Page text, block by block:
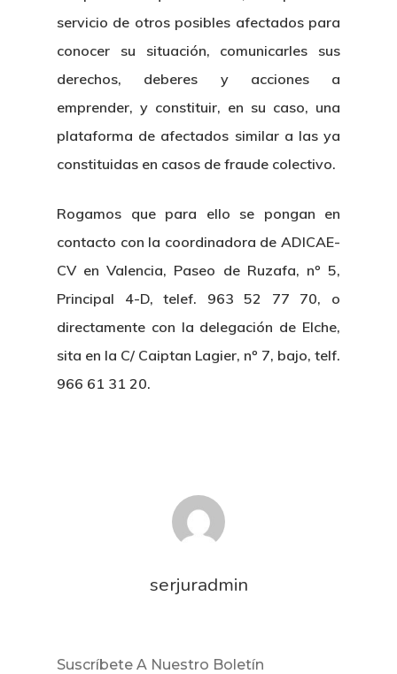
servicio de otros posibles afectados para
conocer su situación, comunicarles sus
derechos, deberes y acciones a
emprender, y constituir, en su caso, una
plataforma de afectados similar a las ya
constituidas en casos de fraude colectivo.
Rogamos que para ello se pongan en
contacto con la coordinadora de ADICAE-
CV en Valencia, Paseo de Ruzafa, nº 5,
Principal 4-D, telef. 963 52 77 70, o
directamente con la delegación de Elche,
sita en la C/ Caiptan Lagier, nº 7, bajo, telf.
966 61 31 20.
serjuradmin
Suscríbete A Nuestro Boletín
Sentencias
Revista
Café Jurídico
Colabora
¿Quiénes